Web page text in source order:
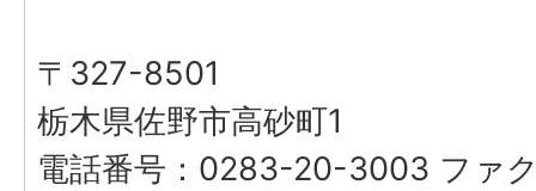
〒327-8501
栃木県佐野市高砂町1
電話番号：0283-20-3003 ファ